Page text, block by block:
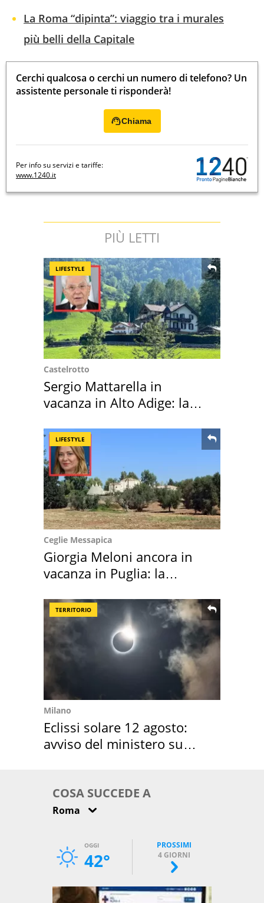
La Roma “dipinta”: viaggio tra i murales
più belli della Capitale
Cerchi qualcosa o cerchi un numero di telefono? Un
assistente personale ti risponderà!
Chiama
Per info su servizi e tariffe:
www.1240.it
PIÙ LETTI
LIFESTYLE
Castelrotto
Sergio Mattarella in
vacanza in Alto Adige: la
LIFESTYLE
Ceglie Messapica
Giorgia Meloni ancora in
vacanza in Puglia: la
TERRITORIO
Milano
Eclissi solare 12 agosto:
avviso del ministero su